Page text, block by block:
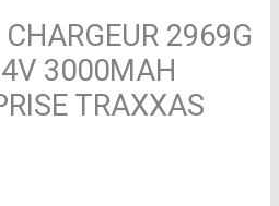
2969G
3000MAH
TRAXXAS